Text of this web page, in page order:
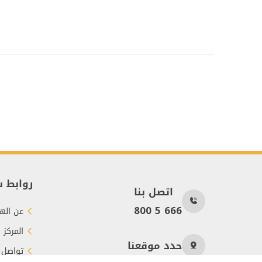
اتصل بنا
800 5 666
حدد موقعنا
عن